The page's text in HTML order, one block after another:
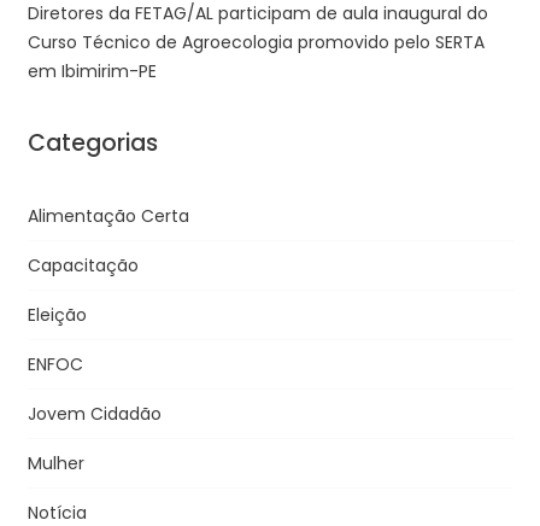
Diretores da FETAG/AL participam de aula inaugural do
Curso Técnico de Agroecologia promovido pelo SERTA
em Ibimirim-PE
Categorias
Alimentação Certa
Capacitação
Eleição
ENFOC
Jovem Cidadão
Mulher
Notícia